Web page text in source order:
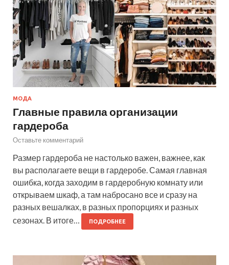
МОДА
Главные правила организации
гардероба
Оставьте комментарий
Размер гардероба не настолько важен, важнее, как
вы располагаете вещи в гардеробе. Самая главная
ошибка, когда заходим в гардеробную комнату или
открываем шкаф, а там набросано все и сразу на
разных вешалках, в разных пропорциях и разных
сезонах. В итоге…
ПОДРОБНЕЕ